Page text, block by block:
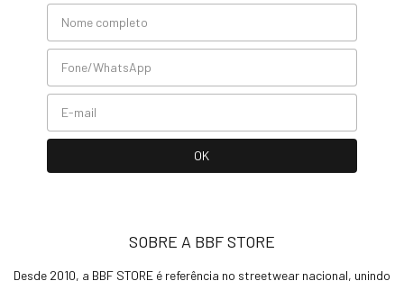
SOBRE A BBF STORE
Desde 2010, a BBF STORE é referência no streetwear nacional, unindo